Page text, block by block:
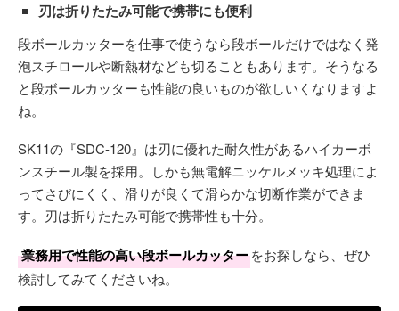
刃は折りたたみ可能で携帯にも便利
段ボールカッターを仕事で使うなら段ボールだけではなく発
泡スチロールや断熱材なども切ることもあります。そうなる
と段ボールカッターも性能の良いものが欲しいくなりますよ
ね。
SK11の『SDC-120』は刃に優れた耐久性があるハイカーボ
ンスチール製を採用。しかも無電解ニッケルメッキ処理によ
ってさびにくく、滑りが良くて滑らかな切断作業ができま
す。刃は折りたたみ可能で携帯性も十分。
業務用で性能の高い段ボールカッターをお探しなら、ぜひ
検討してみてくださいね。